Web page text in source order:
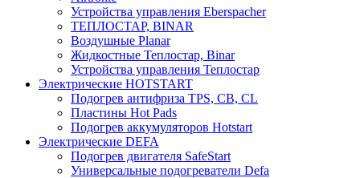
Устройства управления Eberspacher
ТЕПЛОСТАР, BINAR
Воздушные Planar
Жидкостные Теплостар, Binar
Устройства управления Теплостар
Электрические HOTSTART
Подогрев антифриза TPS, CB, CL
Пластины Hot Pads
Подогрев аккумуляторов Hotstart
Электрические DEFA
Подогрев двигателя SafeStart
Универсальные подогреватели Defa